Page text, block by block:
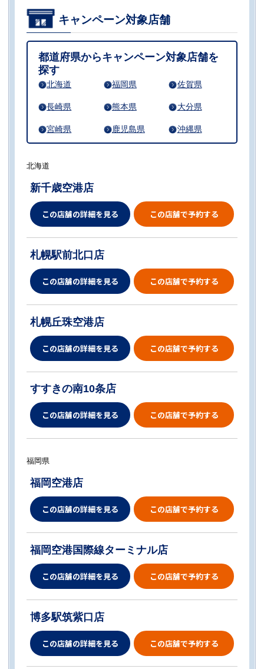
キャンペーン対象店舗
都道府県からキャンペーン対象店舗を
探す
北海道 福岡県 佐賀県
長崎県 熊本県 大分県
宮崎県 鹿児島県 沖縄県
北海道
新千歳空港店
この店舗の詳細を見る この店舗で予約する
札幌駅前北口店
この店舗の詳細を見る この店舗で予約する
札幌丘珠空港店
この店舗の詳細を見る この店舗で予約する
すすきの南10条店
この店舗の詳細を見る この店舗で予約する
福岡県
福岡空港店
この店舗の詳細を見る この店舗で予約する
福岡空港国際線ターミナル店
この店舗の詳細を見る この店舗で予約する
博多駅筑紫口店
この店舗の詳細を見る この店舗で予約する